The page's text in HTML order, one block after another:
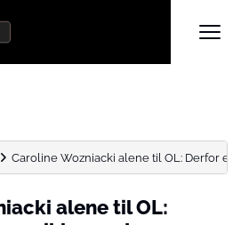
Caroline Wozniacki alene til OL: Derfor er
alene til OL: